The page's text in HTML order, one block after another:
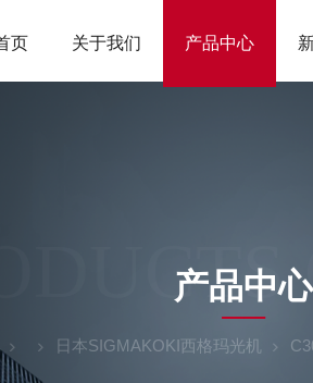
页 关于我们 产品中心
产品中心
日本SIGMAKOKI西格玛光机